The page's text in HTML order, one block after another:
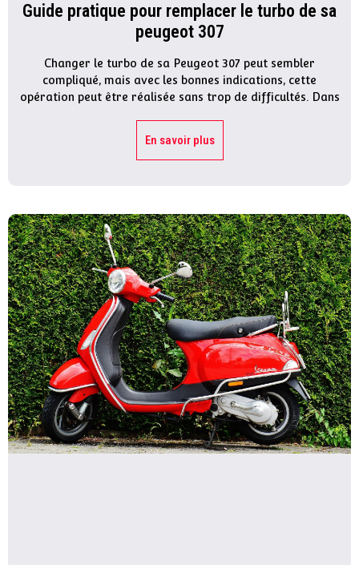
Guide pratique pour remplacer le turbo de sa
peugeot 307
Changer le turbo de sa Peugeot 307 peut sembler
compliqué, mais avec les bonnes indications, cette
opération peut être réalisée sans trop de difficultés. Dans
En savoir plus